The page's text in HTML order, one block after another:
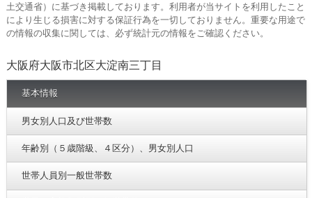
土交通省）に基づき掲載しております。利用者が当サイトを利用したこと
により生じる損害に対する保証行為を一切しておりません。重要な用途で
の情報の収集に関しては、必ず統計元の情報をご確認ください。
大阪府大阪市北区大淀南三丁目
基本情報
男女別人口及び世帯数
年齢別（５歳階級、４区分）、男女別人口
世帯人員別一般世帯数